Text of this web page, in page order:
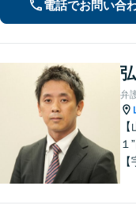
電話でお問い合
弁
１